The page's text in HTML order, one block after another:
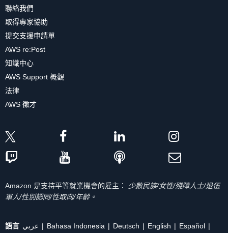
聯絡我們
取得專家協助
提交支援申請單
AWS re:Post
知識中心
AWS Support 概觀
法律
AWS 徵才
Amazon 是支持平等就業機會的雇主：
少數民族/女性/殘障人士/退伍
軍人/性別認同/性取向/年齡。
語言 عربي Bahasa Indonesia Deutsch English Español